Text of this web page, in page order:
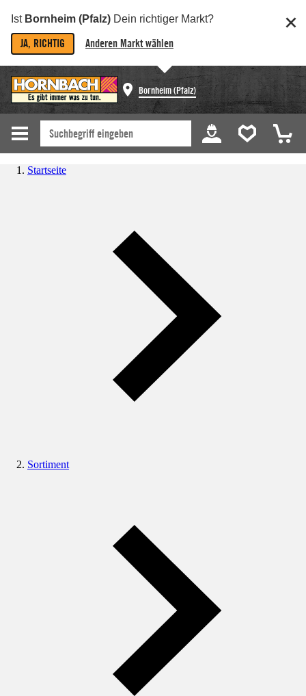
Ist Bornheim (Pfalz) Dein richtiger Markt?
JA, RICHTIG Anderen Markt wählen
Bornheim (Pfalz)
Startseite
Sortiment